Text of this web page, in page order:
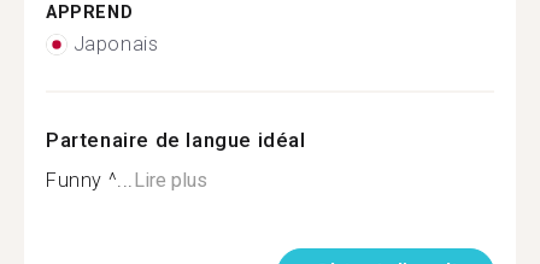
APPREND
Japonais
Partenaire de langue idéal
Funny ^...Lire plus